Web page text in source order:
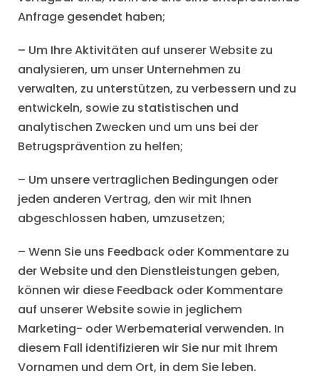
Anfrage gesendet haben;
– Um Ihre Aktivitäten auf unserer Website zu
analysieren, um unser Unternehmen zu
verwalten, zu unterstützen, zu verbessern und zu
entwickeln, sowie zu statistischen und
analytischen Zwecken und um uns bei der
Betrugsprävention zu helfen;
– Um unsere vertraglichen Bedingungen oder
jeden anderen Vertrag, den wir mit Ihnen
abgeschlossen haben, umzusetzen;
– Wenn Sie uns Feedback oder Kommentare zu
der Website und den Dienstleistungen geben,
können wir diese Feedback oder Kommentare
auf unserer Website sowie in jeglichem
Marketing- oder Werbematerial verwenden. In
diesem Fall identifizieren wir Sie nur mit Ihrem
Vornamen und dem Ort, in dem Sie leben.